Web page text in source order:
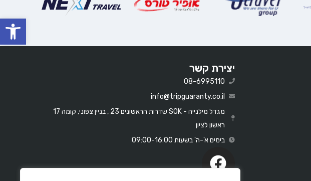
יצירת קשר
08-6995110
info@tripguaranty.co.il
מגדל מילנייה - SOK שדרות הראשונים 23 , בניין צפוני, קומה 17
ראשון לציון
בימים א'-ה' בשעות 09:00-16:00